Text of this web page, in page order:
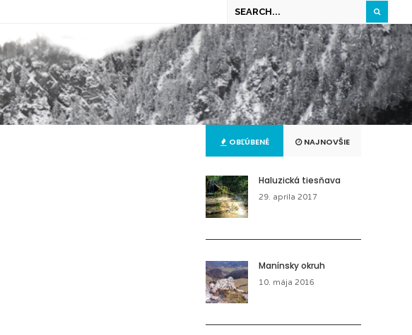
OBĽÚBENÉ NAJNOVŠIE
Haluzická tiesňava
29. apríla 2017
Manínsky okruh
10. mája 2016